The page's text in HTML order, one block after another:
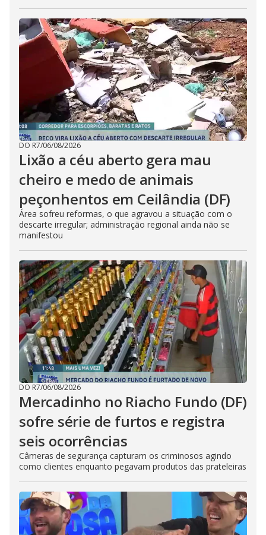
DO R7/06/08/2026
Lixão a céu aberto gera mau
cheiro e medo de animais
peçonhentos em Ceilândia (DF)
Área sofreu reformas, o que agravou a situação com o
descarte irregular; administração regional ainda não se
manifestou
DO R7/06/08/2026
Mercadinho no Riacho Fundo (DF)
sofre série de furtos e registra
seis ocorrências
Câmeras de segurança capturam os criminosos agindo
como clientes enquanto pegavam produtos das prateleiras